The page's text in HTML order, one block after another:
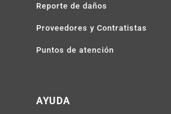
Reporte de daños
Proveedores y Contratistas
Puntos de atención
AYUDA